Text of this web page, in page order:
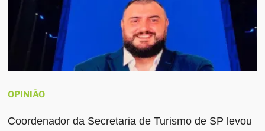
OPINIÃO
Coordenador da Secretaria de Turismo de SP levou